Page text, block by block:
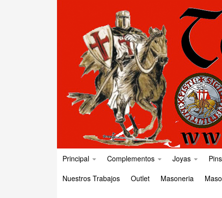
Principal Complementos Joyas
Pins
Nuestros Trabajos
Outlet Masoneria